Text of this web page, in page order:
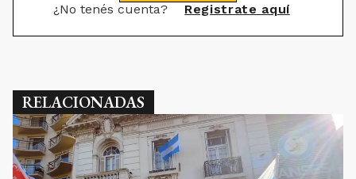
¿No tenés cuenta? Registrate aquí
RELACIONADAS